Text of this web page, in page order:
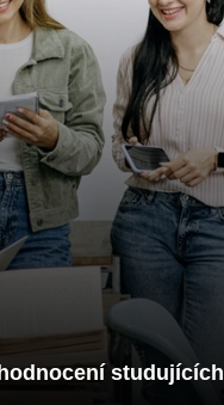
studujících